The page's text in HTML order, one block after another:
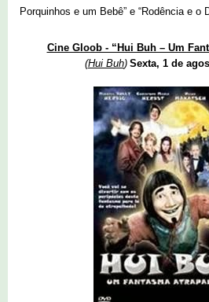
Porquinhos e um Bebê” e “Rodência e o
Cine Gloob - “Hui Buh – Um
(Hui Buh) Sexta, 1 de